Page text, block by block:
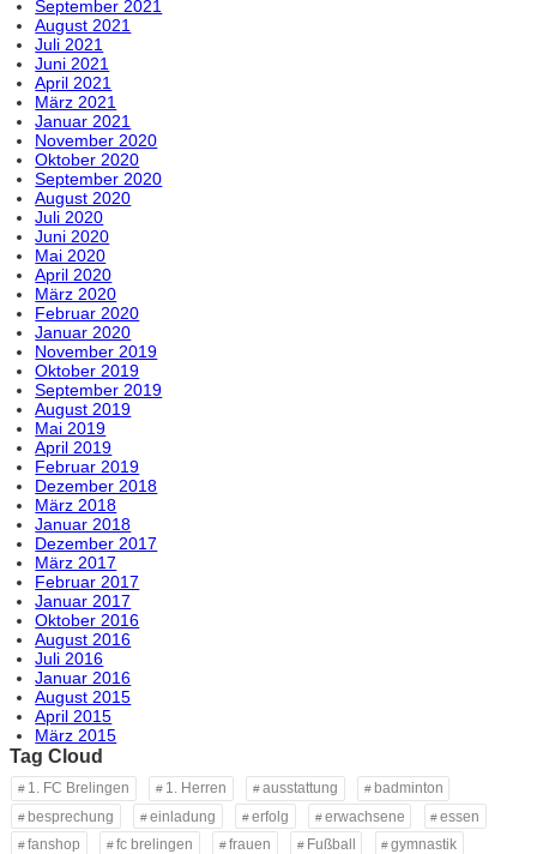
September 2021
August 2021
Juli 2021
Juni 2021
April 2021
März 2021
Januar 2021
November 2020
Oktober 2020
September 2020
August 2020
Juli 2020
Juni 2020
Mai 2020
April 2020
März 2020
Februar 2020
Januar 2020
November 2019
Oktober 2019
September 2019
August 2019
Mai 2019
April 2019
Februar 2019
Dezember 2018
März 2018
Januar 2018
Dezember 2017
März 2017
Februar 2017
Januar 2017
Oktober 2016
August 2016
Juli 2016
Januar 2016
August 2015
April 2015
März 2015
Tag Cloud
1. FC Brelingen 1. Herren ausstattung
badminton
besprechung
einladung erfolg erwachsene
essen
fanshop
fc brelingen frauen Fußball
gymnastik